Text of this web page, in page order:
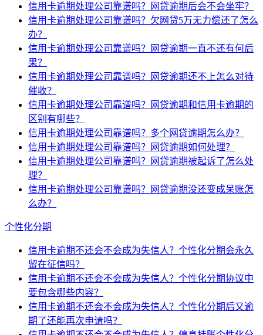
信用卡逾期处理公司靠谱吗？网贷逾期后会不会坐牢？
信用卡逾期处理公司靠谱吗？欠网贷5万无力偿还了怎么
办？
信用卡逾期处理公司靠谱吗？网贷逾期一直不还有何后
果？
信用卡逾期处理公司靠谱吗？网贷逾期还不上怎么对待
催收？
信用卡逾期处理公司靠谱吗？网贷逾期和信用卡逾期的
区别有哪些？
信用卡逾期处理公司靠谱吗？多个网贷逾期怎么办？
信用卡逾期处理公司靠谱吗？网贷逾期如何处理？
信用卡逾期处理公司靠谱吗？网贷逾期被起诉了怎么处
理？
信用卡逾期处理公司靠谱吗？网贷逾期没还变成呆账怎
么办？
个性化分期
信用卡逾期不还会不会成为失信人？个性化分期会永久
留在征信吗？
信用卡逾期不还会不会成为失信人？个性化分期协议中
要包含哪些内容？
信用卡逾期不还会不会成为失信人？个性化分期后又逾
期了还能再次申请吗？